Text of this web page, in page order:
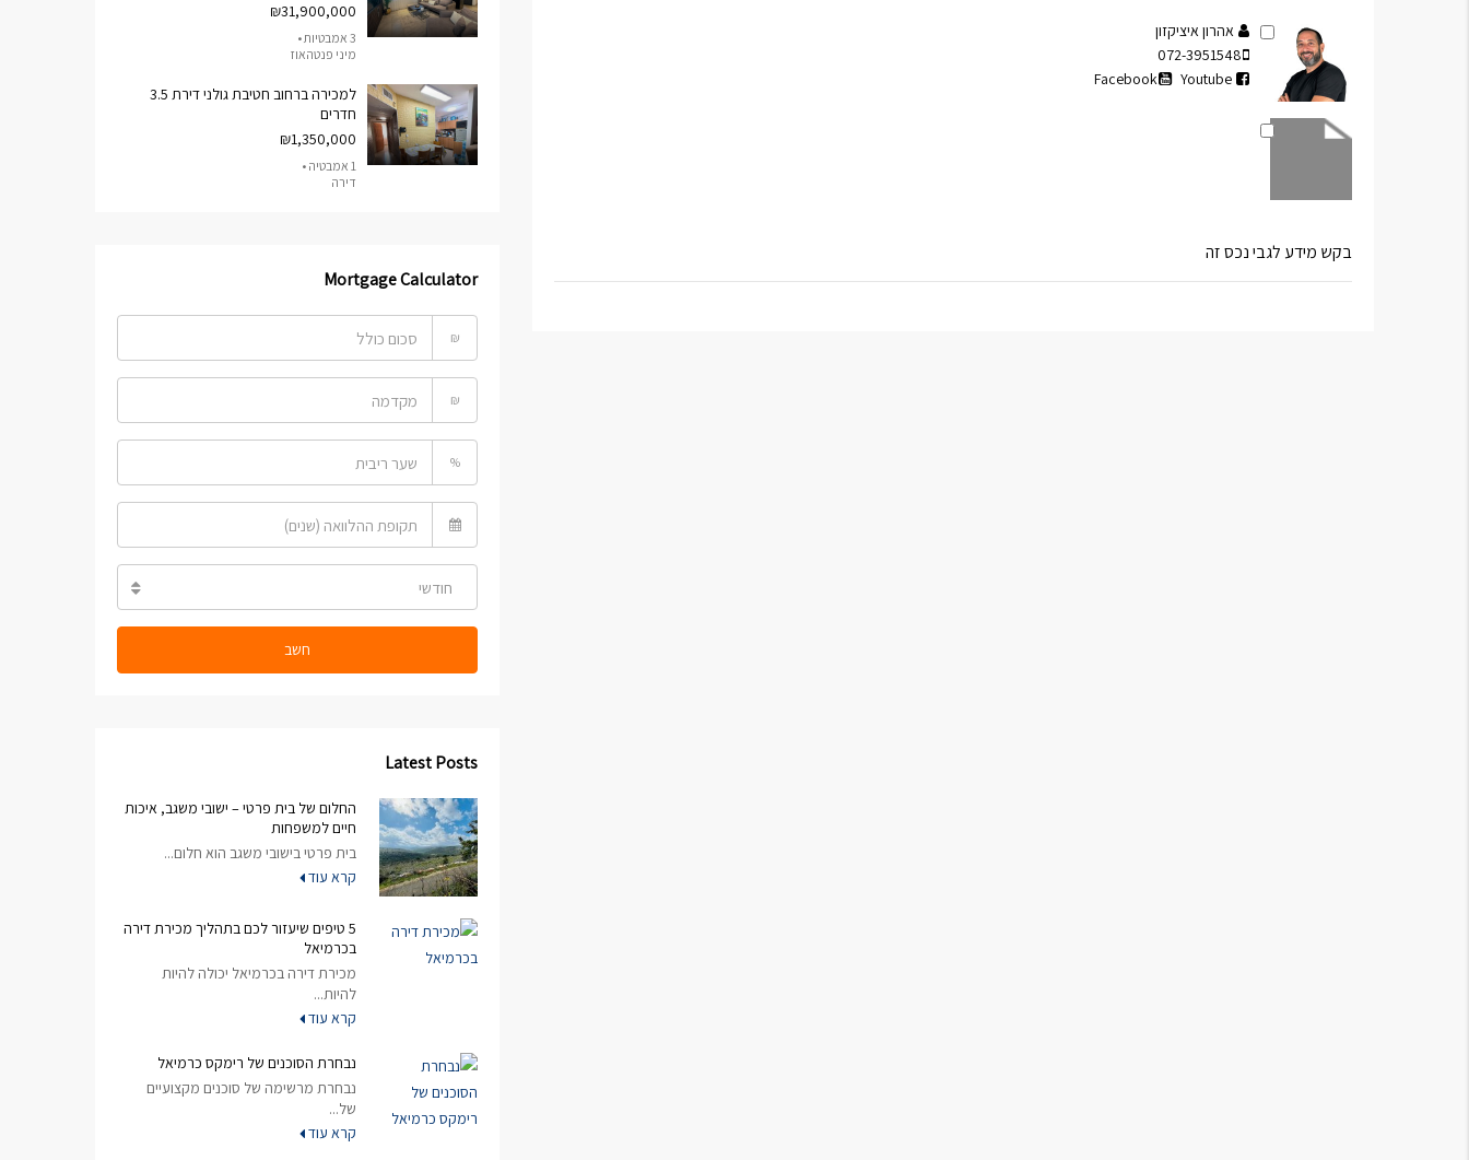
אהרון איציקזון
072-3951548
Facebook
Youtube
בקש מידע לגבי נכס זה
₪31,900,000
3 אמבטיות •
מיני פנטהאוז
למכירה ברחוב חטיבת גולני דירת 3.5
חדרים
₪1,350,000
1 אמבטיה •
דירה
Mortgage Calculator
₪
₪
%
חודשי
חשב
Latest Posts
החלום של בית פרטי – ישובי משגב, איכות
חיים למשפחות
בית פרטי בישובי משגב הוא חלום...
קרא עוד
5 טיפים שיעזור לכם בתהליך מכירת דירה
בכרמיאל
מכירת דירה בכרמיאל יכולה להיות
להיות...
קרא עוד
נבחרת הסוכנים של רימקס כרמיאל
נבחרת מרשימה של סוכנים מקצועיים
של...
קרא עוד